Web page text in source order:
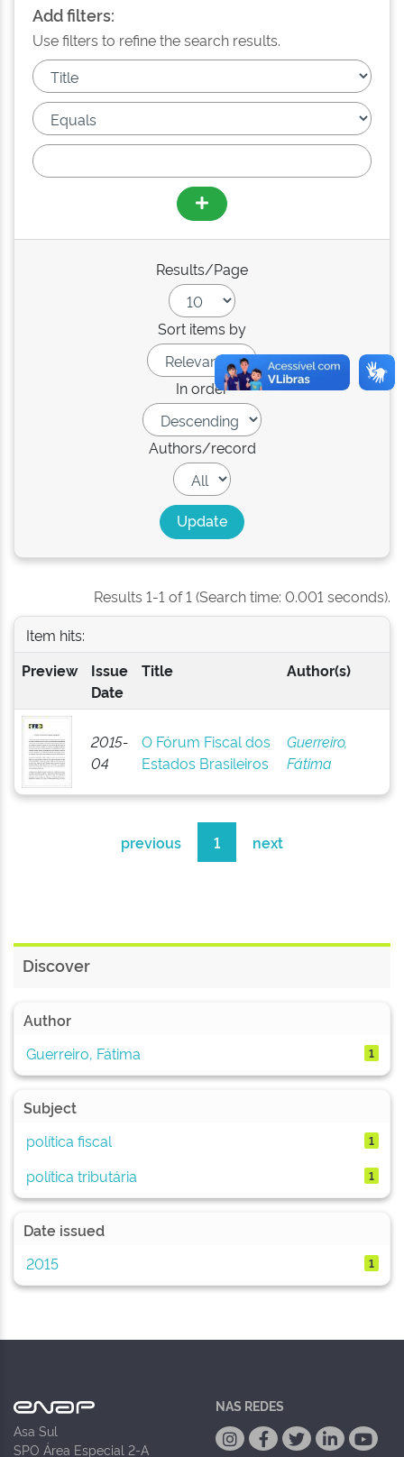
Add filters:
Use filters to refine the search results.
Results/Page
Sort items by
In order
Authors/record
Results 1-1 of 1 (Search time: 0.001 seconds).
Item hits:
Preview
Issue
Date
Title Author(s)
2015-
04
O Fórum Fiscal dos
Estados Brasileiros
Guerreiro,
Fátima
previous 1 next
Discover
Author
Guerreiro, Fátima
1
Subject
política fiscal
1
política tributária 1
Date issued
2015
1
Asa Sul
SPO Área Especial 2-A
NAS REDES